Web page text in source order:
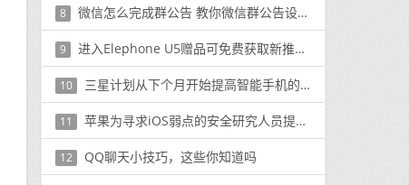
8 微信怎么完成群公告 教你微信群公告设置的方法
9 进入Elephone U5赠品可免费获取新推出的智能手机
10 三星计划从下个月开始提高智能手机的产量
11 苹果为寻求iOS弱点的安全研究人员提供经过修改的手机
12 QQ聊天小技巧，这些你知道吗